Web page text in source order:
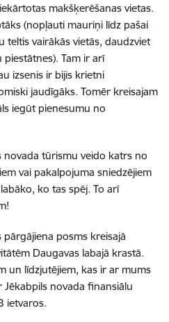
makšķerēšanas vietas.
(nopļauti mauriņi līdz pašai
teltis vairākās vietās, daudzviet
piestātnes). Tam ir arī
izsenis ir bijis krietni
jaudīgāks. Tomēr kreisajam
iegūt pienesumu no
novada tūrismu veido katrs no
vai pakalpojuma sniedzējiem
ko tas spēj. To arī
pārgājiena posms kreisajā
Daugavas labajā krastā.
un līdzjutējiem, kas ir ar mums
Jēkabpils novada finansiālu
ietvaros.